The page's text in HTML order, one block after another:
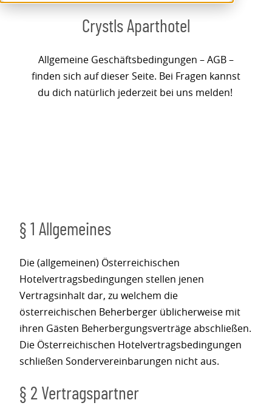
Crystls Aparthotel
Allgemeine Geschäftsbedingungen – AGB –
finden sich auf dieser Seite. Bei Fragen kannst
du dich natürlich jederzeit bei uns melden!
§ 1 Allgemeines
Die (allgemeinen) Österreichischen
Hotelvertragsbedingungen stellen jenen
Vertragsinhalt dar, zu welchem die
österreichischen Beherberger üblicherweise mit
ihren Gästen Beherbergungsverträge abschließen.
Die Österreichischen Hotelvertragsbedingungen
schließen Sondervereinbarungen nicht aus.
§ 2 Vertragspartner